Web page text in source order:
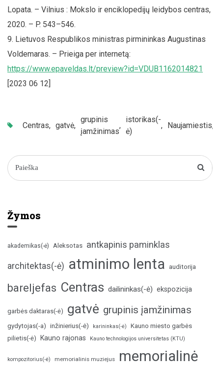
Lopata. – Vilnius : Mokslo ir enciklopedijų leidybos centras,
2020. – P. 543–546.
Lietuvos Respublikos ministras pirmininkas Augustinas
Voldemaras. – Prieiga per internetą:
https://www.epaveldas.lt/preview?id=VDUB1162014821
[2023 06 12]
Centras, gatvė,
grupinis
įamžinimas
,
istorikas(-
ė)
, Naujamiestis,
Žymos
akademikas(-ė) Aleksotas antkapinis paminklas
architektas(-ė) atminimo lenta auditorija
bareljefas Centras dailininkas(-ė) ekspozicija
garbės daktaras(-ė) gatvė grupinis įamžinimas
gydytojas(-a) inžinierius(-ė) karininkas(-ė)
Kauno miesto garbės
pilietis(-ė) Kauno rajonas Kauno technologijos universitetas (KTU)
kompozitorius(-ė) memorialinis muziejus
memorialinė